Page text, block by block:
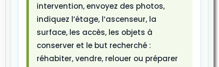
intervention, envoyez des photos,
indiquez l’étage, l’ascenseur, la
surface, les accès, les objets à
conserver et le but recherché :
réhabiter, vendre, relouer ou préparer